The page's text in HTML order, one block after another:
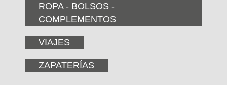
ROPA - BOLSOS -
COMPLEMENTOS
VIAJES
ZAPATERÍAS